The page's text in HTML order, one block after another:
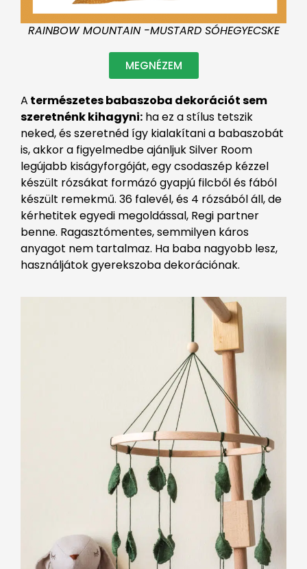
RAINBOW MOUNTAIN -MUSTARD SÓHEGYECSKE
MEGNÉZEM
A természetes babaszoba dekorációt sem
szeretnénk kihagyni: ha ez a stílus tetszik
neked, és szeretnéd így kialakítani a babaszobát
is, akkor a figyelmedbe ajánljuk Silver Room
legújabb kiságyforgóját, egy csodaszép kézzel
készült rózsákat formázó gyapjú filcből és fából
készült remekmű. 36 falevél, és 4 rózsából áll, de
kérhetitek egyedi megoldással, Regi partner
benne. Ragasztómentes, semmilyen káros
anyagot nem tartalmaz. Ha baba nagyobb lesz,
használjátok gyerekszoba dekorációnak.